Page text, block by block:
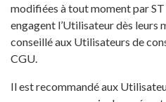
modifiées à tout moment par
engagent l’Utilisateur dès leurs
conseillé aux Utilisateurs de
CGU.
Il est recommandé aux